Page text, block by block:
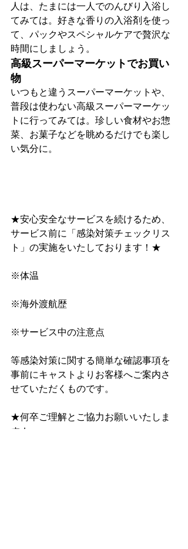
人は、たまには一人でのんびり入浴し
てみては。好きな香りの入浴剤を使っ
て、パックやスペシャルケアで贅沢な
時間にしましょう。
高級スーパーマーケットでお買い
物
いつもと違うスーパーマーケットや、
普段は使わない高級スーパーマーケッ
トに行ってみては。珍しい食材やお惣
菜、お菓子などを眺めるだけでも楽し
い気分に。
★安心安全なサービスを続けるため、
サービス前に﻿「感染対策チェックリス
ト」﻿の実施をいたしております！★
※体温
※海外渡航歴
※サービス中の注意点
等感染対策に関する簡単な確認事項を
事前にキャストよりお客様へご案内さ
せていただくものです。
★何卒ご理解とご協力お願いいたしま
す★